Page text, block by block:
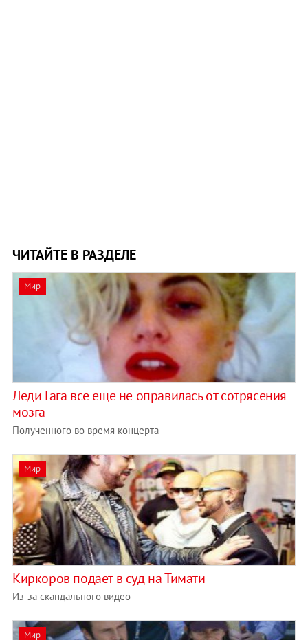
ЧИТАЙТЕ В РАЗДЕЛЕ
Мир
Леди Гага все еще не оправилась от сотрясения
мозга
Полученного во время концерта
Мир
Киркоров подает в суд на Тимати
Из-за скандального видео
Мир